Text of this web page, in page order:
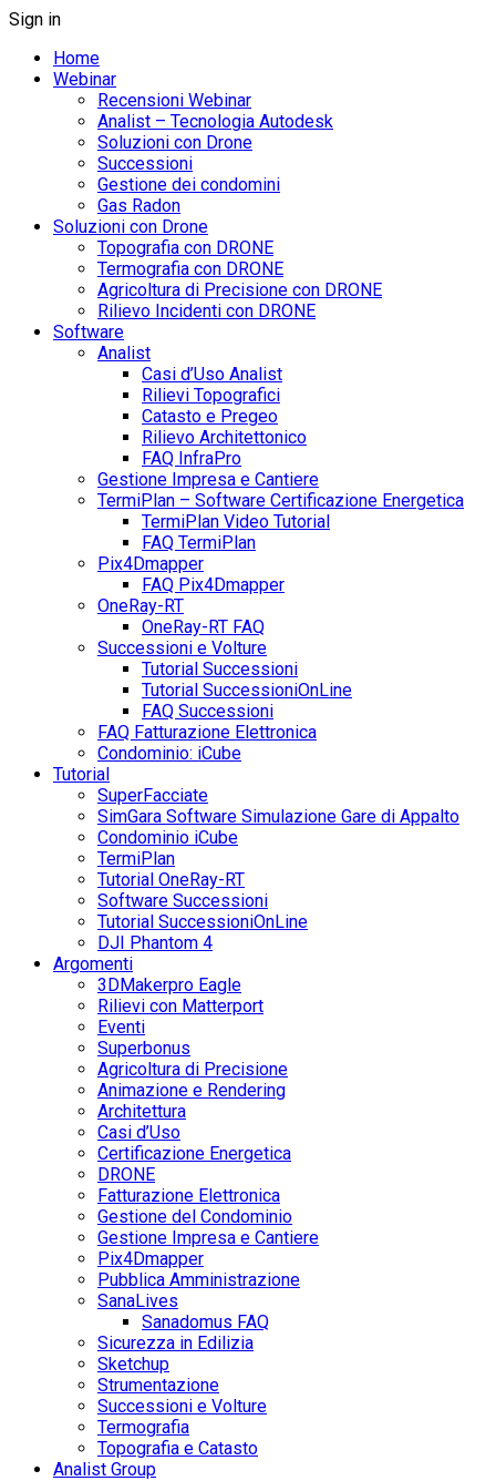
Sign in
Home
Webinar
Recensioni Webinar
Analist – Tecnologia Autodesk
Soluzioni con Drone
Successioni
Gestione dei condomini
Gas Radon
Soluzioni con Drone
Topografia con DRONE
Termografia con DRONE
Agricoltura di Precisione con DRONE
Rilievo Incidenti con DRONE
Software
Analist
Casi d’Uso Analist
Rilievi Topografici
Catasto e Pregeo
Rilievo Architettonico
FAQ InfraPro
Gestione Impresa e Cantiere
TermiPlan – Software Certificazione Energetica
TermiPlan Video Tutorial
FAQ TermiPlan
Pix4Dmapper
FAQ Pix4Dmapper
OneRay-RT
OneRay-RT FAQ
Successioni e Volture
Tutorial Successioni
Tutorial SuccessioniOnLine
FAQ Successioni
FAQ Fatturazione Elettronica
Condominio: iCube
Tutorial
SuperFacciate
SimGara Software Simulazione Gare di Appalto
Condominio iCube
TermiPlan
Tutorial OneRay-RT
Software Successioni
Tutorial SuccessioniOnLine
DJI Phantom 4
Argomenti
3DMakerpro Eagle
Rilievi con Matterport
Eventi
Superbonus
Agricoltura di Precisione
Animazione e Rendering
Architettura
Casi d’Uso
Certificazione Energetica
DRONE
Fatturazione Elettronica
Gestione del Condominio
Gestione Impresa e Cantiere
Pix4Dmapper
Pubblica Amministrazione
SanaLives
Sanadomus FAQ
Sicurezza in Edilizia
Sketchup
Strumentazione
Successioni e Volture
Termografia
Topografia e Catasto
Analist Group